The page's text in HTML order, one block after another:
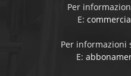
Per
E:
Per informazioni
E: